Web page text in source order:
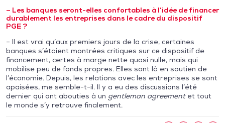
– Les banques seront-elles confortables à l’idée de financer
durablement les entreprises dans le cadre du dispositif
PGE ?
– Il est vrai qu’aux premiers jours de la crise, certaines
banques s’étaient montrées critiques sur ce dispositif de
financement, certes à marge nette quasi nulle, mais qui
mobilise peu de fonds propres. Elles sont là en soutien de
l’économie. Depuis, les relations avec les entreprises se sont
apaisées, me semble-t-il. Il y a eu des discussions l’été
dernier qui ont abouties à un gentleman agreement et tout
le monde s’y retrouve finalement.